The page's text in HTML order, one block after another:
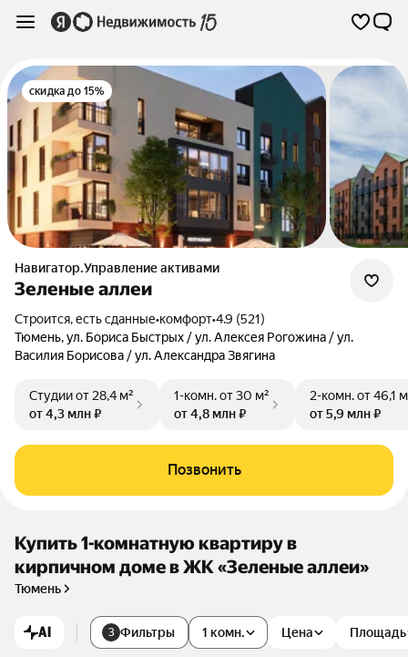
скидка до 15%
Навигатор.Управление активами
Зеленые аллеи
Строится, есть сданные•комфорт•4.9 (521)
Тюмень,ул. Бориса Быстрых / ул. Алексея Рогожина / ул.
Василия Борисова / ул. Александра Звягина
Студииот 28,4 м²
от 4,3 млн ₽
1-комн.от 30 м²
от 4,8 млн ₽
2-комн.от 46,1
от 5,9 млн ₽
Позвонить
Купить 1-комнатную квартиру в
кирпичном доме в ЖК «Зеленые аллеи»
Тюмень
AI 3 Фильтры 1 комн. Цена Площадь